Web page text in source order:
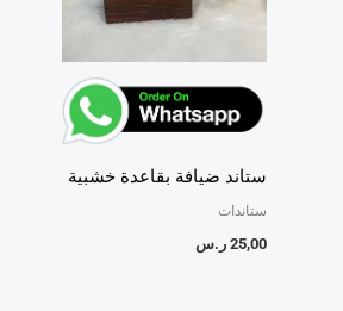
ستاند ضيافة بقاعدة خشبية
ستاندات
25,00 ر.س